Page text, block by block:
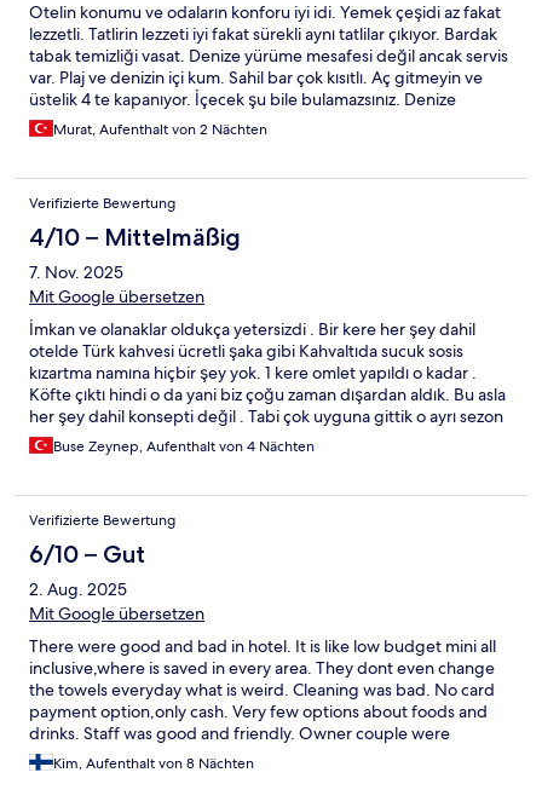
Otelin konumu ve odaların konforu iyi idi. Yemek çeşidi az fakat
lezzetli. Tatlirin lezzeti iyi fakat sürekli aynı tatlilar çıkıyor. Bardak
tabak temizliği vasat. Denize yürüme mesafesi değil ancak servis
var. Plaj ve denizin içi kum. Sahil bar çok kısıtlı. Aç gitmeyin ve
üstelik 4 te kapanıyor. İçecek şu bile bulamazsınız. Denize
girilecek vakitte bunun olması çok ama çok saçma.
Murat, Aufenthalt von 2 Nächten
Verifizierte Bewertung
4/10 – Mittelmäßig
7. Nov. 2025
Mit Google übersetzen
İmkan ve olanaklar oldukça yetersizdi . Bir kere her şey dahil
otelde Türk kahvesi ücretli şaka gibi Kahvaltıda sucuk sosis
kızartma namına hiçbir şey yok. 1 kere omlet yapıldı o kadar .
Köfte çıktı hindi o da yani biz çoğu zaman dışardan aldık. Bu asla
her şey dahil konsepti değil . Tabi çok uyguna gittik o ayrı sezon
sonuydu zaten o etkili. Sabahları buz yok bir de ek olarak .. denizi
çok güzel bizi o mutlu etti en azından
Buse Zeynep, Aufenthalt von 4 Nächten
Verifizierte Bewertung
6/10 – Gut
2. Aug. 2025
Mit Google übersetzen
There were good and bad in hotel. It is like low budget mini all
inclusive,where is saved in every area. They dont even change
the towels everyday what is weird. Cleaning was bad. No card
payment option,only cash. Very few options about foods and
drinks. Staff was good and friendly. Owner couple were
unfriendly and rude.
Kim, Aufenthalt von 8 Nächten